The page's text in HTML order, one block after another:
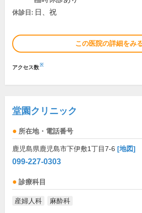
休診日: 日、祝
この医院の詳細をみ
アクセス数※
堂園クリニック
所在地・電話番号
鹿児島県鹿児島市下伊敷1丁目7-6 [地図]
099-227-0303
診療科目
産婦人科 麻酔科